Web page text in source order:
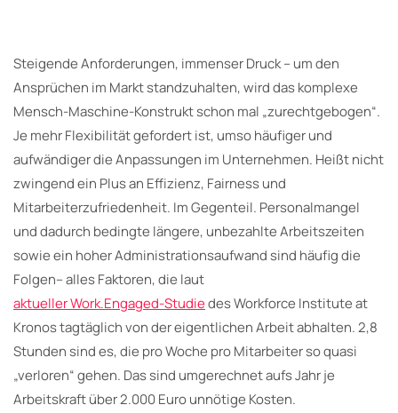
Steigende Anforderungen, immenser Druck – um den
Ansprüchen im Markt standzuhalten, wird das komplexe
Mensch-Maschine-Konstrukt schon mal „zurechtgebogen“.
Je mehr Flexibilität gefordert ist, umso häufiger und
aufwändiger die Anpassungen im Unternehmen. Heißt nicht
zwingend ein Plus an Effizienz, Fairness und
Mitarbeiterzufriedenheit. Im Gegenteil. Personalmangel
und dadurch bedingte längere, unbezahlte Arbeitszeiten
sowie ein hoher Administrationsaufwand sind häufig die
Folgen– alles Faktoren, die laut
aktueller Work.Engaged-Studiedes Workforce Institute at
Kronos tagtäglich von der eigentlichen Arbeit abhalten. 2,8
Stunden sind es, die pro Woche pro Mitarbeiter so quasi
„verloren“ gehen. Das sind umgerechnet aufs Jahr je
Arbeitskraft über 2.000 Euro unnötige Kosten.